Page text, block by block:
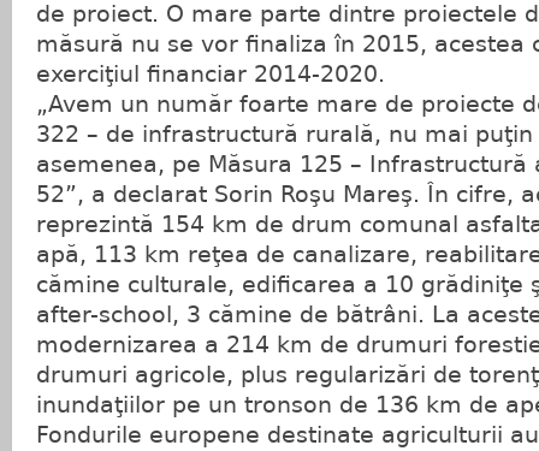
de proiect. O mare parte dintre proiectele
măsură nu se vor finaliza în 2015, acestea
exerciţiul financiar 2014-2020.
„Avem un număr foarte mare de proiecte
322 – de infrastructură rurală, nu mai
asemenea, pe Măsura 125 – Infrastructură
52”, a declarat Sorin Roşu Mareş. În cifre,
reprezintă 154 km de drum comunal
apă, 113 km reţea de canalizare,
cămine culturale, edificarea a 10 grădiniţe
after-school, 3 cămine de bătrâni. La
modernizarea a 214 km de drumuri
drumuri agricole, plus regularizări de
inundaţiilor pe un tronson de 136 km de
Fondurile europene destinate agriculturii